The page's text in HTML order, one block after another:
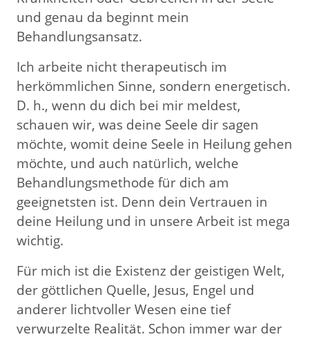
und genau da beginnt mein
Behandlungsansatz.
Ich arbeite nicht therapeutisch im
herkömmlichen Sinne, sondern energetisch.
D. h., wenn du dich bei mir meldest,
schauen wir, was deine Seele dir sagen
möchte, womit deine Seele in Heilung gehen
möchte, und auch natürlich, welche
Behandlungsmethode für dich am
geeignetsten ist. Denn dein Vertrauen in
deine Heilung und in unsere Arbeit ist mega
wichtig.
Für mich ist die Existenz der geistigen Welt,
der göttlichen Quelle, Jesus, Engel und
anderer lichtvoller Wesen eine tief
verwurzelte Realität. Schon immer war der